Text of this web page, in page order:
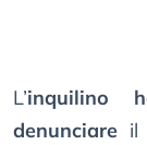
L’inquilino
denunciare il